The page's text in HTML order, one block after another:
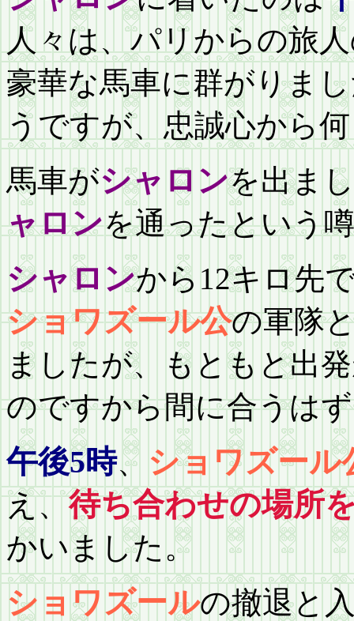
人々は、パリからの旅
豪華な馬車に群がりま
うですが、忠誠心から
馬車がシャロンを出ま
ャロンを通ったという
シャロンから12キロ先
ショワズール公の軍隊
ましたが、もともと出
のですから間に合うは
午後5時、 ショワズール
え、待ち合わせの場所
かいました。
ショワズールの撤退と